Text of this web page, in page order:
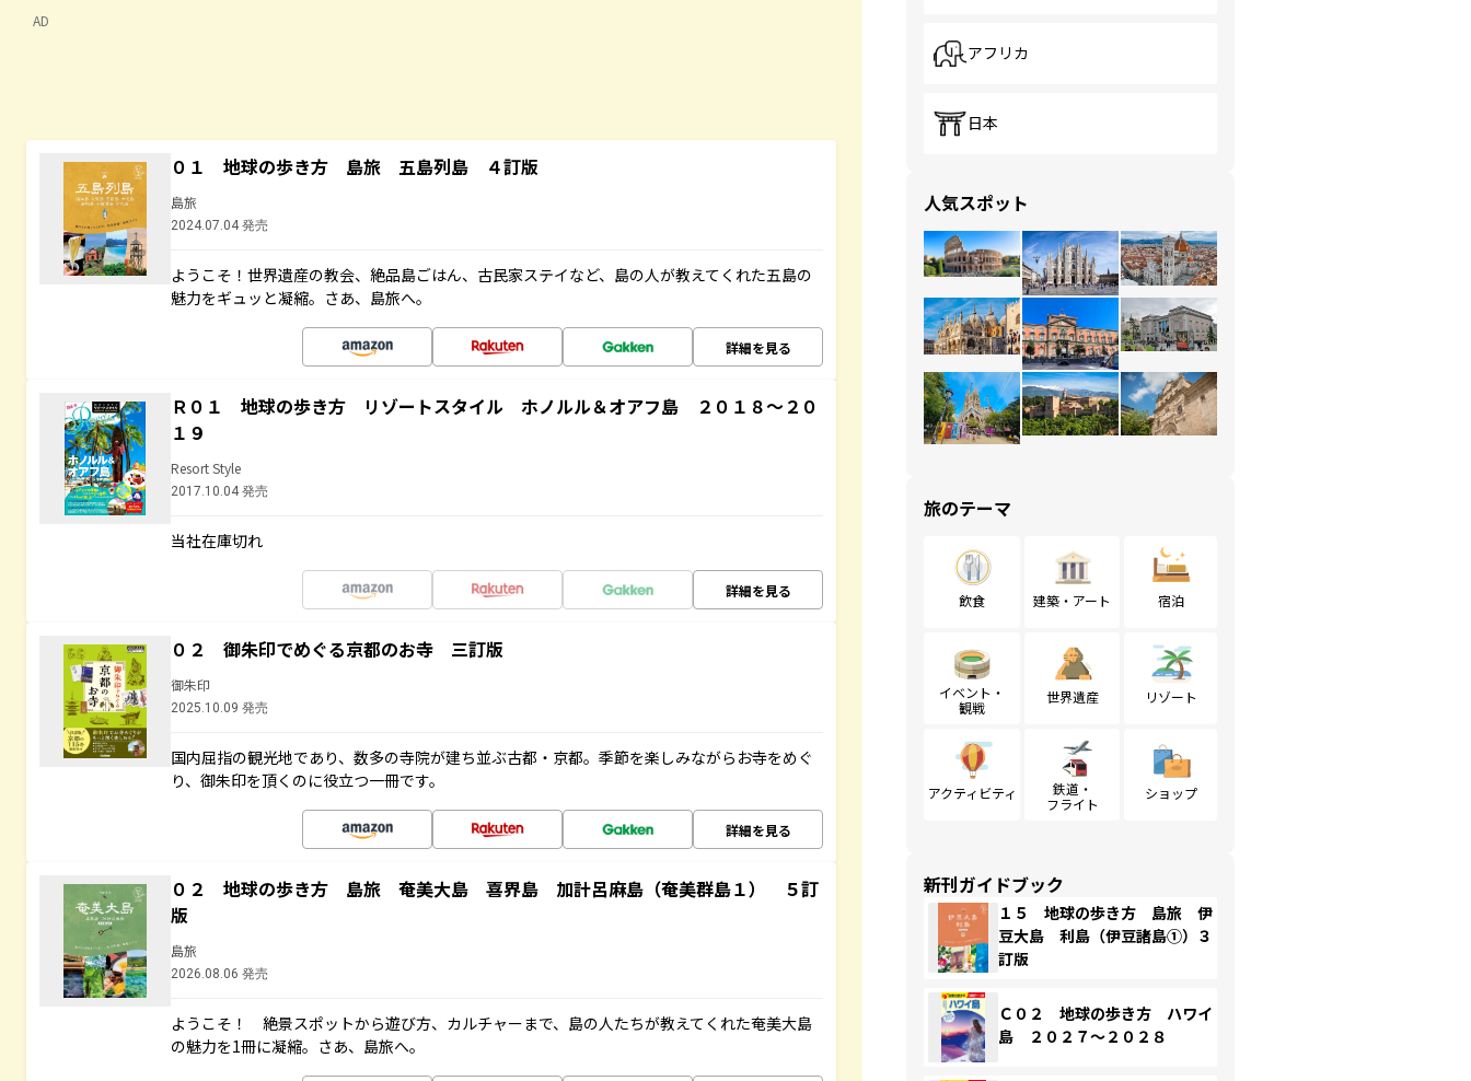
AD
０１ 地球の歩き方 島旅 五島列島 ４訂版
島旅
2024.07.04 発売
ようこそ！世界遺産の教会、絶品島ごはん、古民家ステイなど、島の人が教えてくれた五島の
魅力をギュッと凝縮。さあ、島旅へ。
詳細を見る
Ｒ０１ 地球の歩き方 リゾートスタイル ホノルル＆オアフ島 ２０１８～２０
１９
Resort Style
2017.10.04 発売
当社在庫切れ
詳細を見る
０２ 御朱印でめぐる京都のお寺 三訂版
御朱印
2025.10.09 発売
国内屈指の観光地であり、数多の寺院が建ち並ぶ古都・京都。季節を楽しみながらお寺をめぐ
り、御朱印を頂くのに役立つ一冊です。
詳細を見る
０２ 地球の歩き方 島旅 奄美大島 喜界島 加計呂麻島（奄美群島１） ５訂
版
島旅
2026.08.06 発売
ようこそ！ 絶景スポットから遊び方、カルチャーまで、島の人たちが教えてくれた奄美大島
の魅力を1冊に凝縮。さあ、島旅へ。
アフリカ
日本
人気スポット
旅のテーマ
飲食 建築・アート 宿泊
イベント・
観戦
世界遺産 リゾート
アクティビティ
鉄道・
フライト
ショップ
新刊ガイドブック
１５ 地球の歩き方 島旅 伊
豆大島 利島（伊豆諸島①）３
訂版
Ｃ０２ 地球の歩き方 ハワイ
島 ２０２７～２０２８